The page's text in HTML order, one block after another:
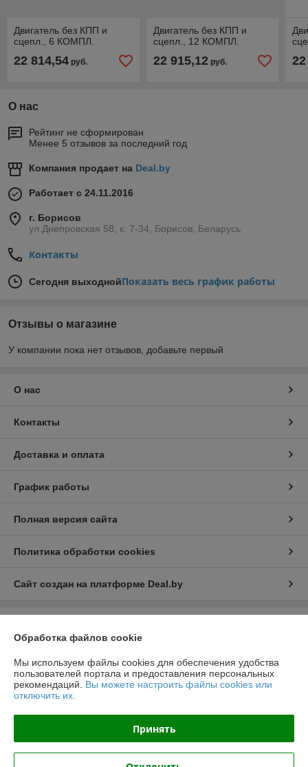
Двигатель без КПП и
сцепл., 6 КОМПЛ.
22 814,54 руб.
Двигатель без КПП и
сцепл., 12 КОМПЛ.
22 915,12руб.
О нас
Рейтинг не сформирован
Менее 5 отзывов за последний год
Компания продает на Deal.by
Работает с 24.11.2016
г. Борисов
ул.Днепровская 58, к. 7-34, Борисов, Беларусь
Контакты
Сегодня выходнойПоказать весь график работы
Отзывы о магазине
У компании пока нет отзывов, добавьте первый
О нас
Контакты
Доставка и оплата
График работы
Полная версия сайта
Политика обработки cookies
Сайт создан на платформе Deal.by
222519, Беларусь, Минская обл., г.Борисов, ул.Днепровская д.58 к.7-34
Регистрационный номер ЕГР: 691923499
Регистрационный орган: Борисовский РИК
Обработка файлов cookie
Мы используем файлы cookies для обеспечения удобства
пользователей портала и предоставления персональных
рекомендаций. Вы можете настроить файлы cookies или
отключить их.
Принять